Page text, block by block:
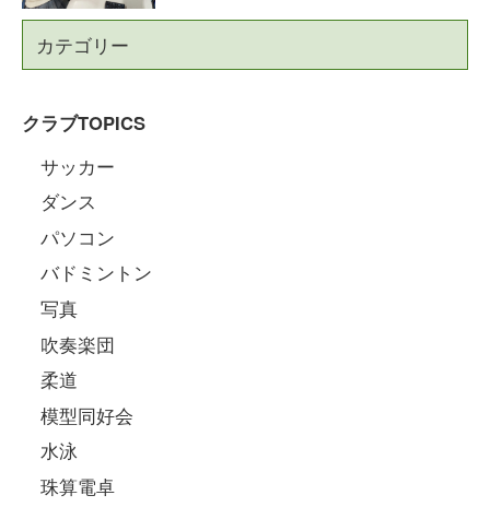
カテゴリー
クラブTOPICS
サッカー
ダンス
パソコン
バドミントン
写真
吹奏楽団
柔道
模型同好会
水泳
珠算電卓